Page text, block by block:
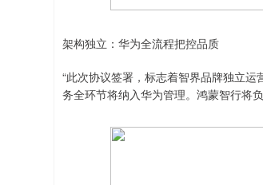
架构独立：华为全流程把控品质
“此次协议签署，标志着智界品牌独立
务全环节将纳入华为管理。鸿蒙智行将